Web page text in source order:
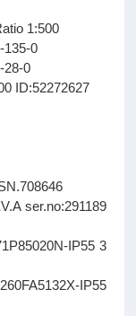
1:500
0
0
ID:52272627
ser.no:291189
IP55 3
IP55